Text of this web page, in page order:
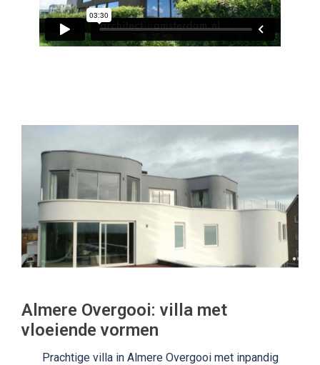
Almere Overgooi: villa met
vloeiende vormen
Prachtige villa in Almere Overgooi met inpandig